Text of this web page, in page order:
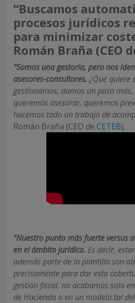
“Buscamos
procesos jurídicos
para minimizar
Román Braña (CEO
“Somos una gestoría, pero nos
asesores-consultores. ¿Qué quiere
gestionamos, damos un paso
queremos asesorar, queremos
hacemos todo un trabajo de
Román Braña (CEO de CETEB).
“Nuestro punto más fuerte versus
en el ámbito jurídico. Es decir,
además parte de la plantilla son
precisamente para dar esta
gestión fiscal, no acabamos solo
de Hacienda o en un modelo tal